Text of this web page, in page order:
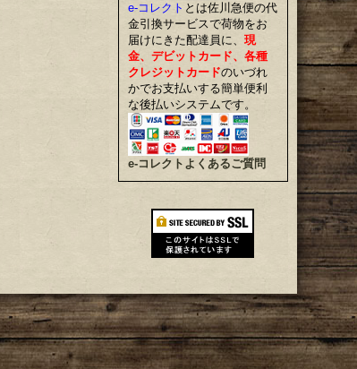
e-コレクト とは佐川急便の代
金引換サービスで荷物をお
届けにきた配達員に、 現
金、デビットカード、各種
クレジットカードのいづれ
かでお支払いする簡単便利
な後払いシステムです。
e-コレクトよくあるご質問